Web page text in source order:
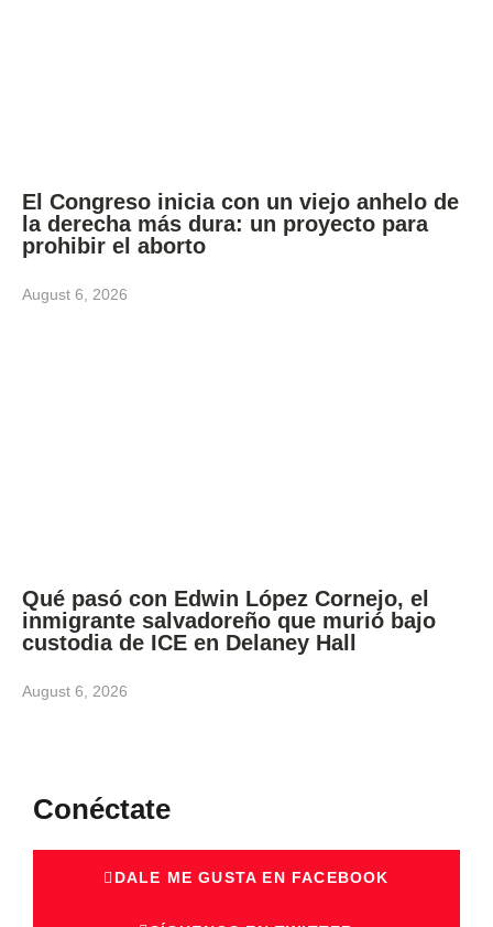
El Congreso inicia con un viejo anhelo de
la derecha más dura: un proyecto para
prohibir el aborto
August 6, 2026
Qué pasó con Edwin López Cornejo, el
inmigrante salvadoreño que murió bajo
custodia de ICE en Delaney Hall
August 6, 2026
Conéctate
DALE ME GUSTA EN FACEBOOK